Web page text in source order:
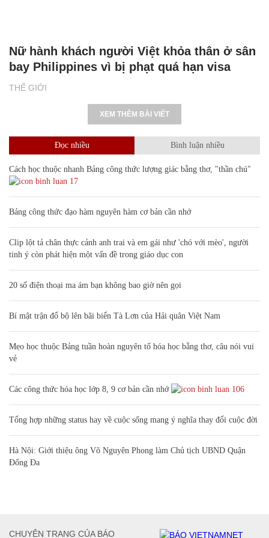
THẾ GIỚI
Nữ hành khách người Việt khỏa thân ở sân
bay Philippines vì bị phạt quá hạn visa
XEM THÊM BÀI VIẾT
Đọc nhiều Bình luận nhiều
Cách học thuộc nhanh Bảng công thức lượng giác bằng thơ, "thần chú"
17
Bảng công thức đạo hàm nguyên hàm cơ bản cần nhớ
Clip lột tả chân thực cảnh anh trai và em gái như 'chó với mèo', người
tinh ý còn phát hiện một vấn đề trong giáo dục con
20 số điện thoại ma ám bạn không bao giờ nên gọi
Bí mật trận đổ bộ lên bãi biển Tà Lơn của Hải quân Việt Nam
Mẹo học thuộc Bảng tuần hoàn nguyên tố hóa học bằng thơ, câu nói vui
vẻ
Các công thức hóa học lớp 8, 9 cơ bản cần nhớ 106
Tổng hợp những status hay về cuộc sống mang ý nghĩa thay đổi cuộc đời
Hà Nội: Giới thiệu ông Võ Nguyên Phong làm Chủ tịch UBND Quận
Đống Đa
CHUYÊN TRANG CỦA BÁO